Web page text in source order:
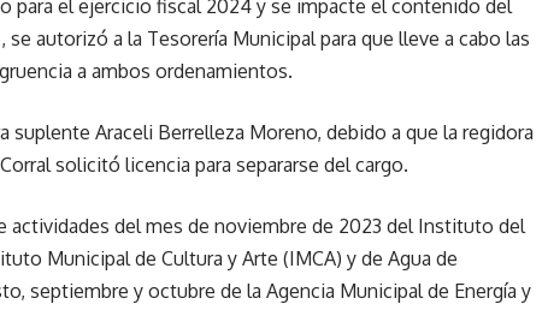
para el ejercicio fiscal 2024 y se impacte el contenido del
autorizó a la Tesorería Municipal para que lleve a cabo las
a ambos ordenamientos.
suplente Araceli Berrelleza Moreno, debido a que la regidora
solicitó licencia para separarse del cargo.
actividades del mes de noviembre de 2023 del Instituto del
Municipal de Cultura y Arte (IMCA) y de Agua de
septiembre y octubre de la Agencia Municipal de Energía y